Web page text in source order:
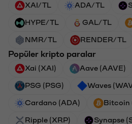
XAI/TL ADA/TL
HYPE/TL GAL/TL
NMR/TL RENDER/TL
Popüler kripto paralar
Xai (XAI) Aave (AAVE)
PSG (PSG) Waves
Cardano (ADA) Bitcoin
Ripple (XRP) Synapse